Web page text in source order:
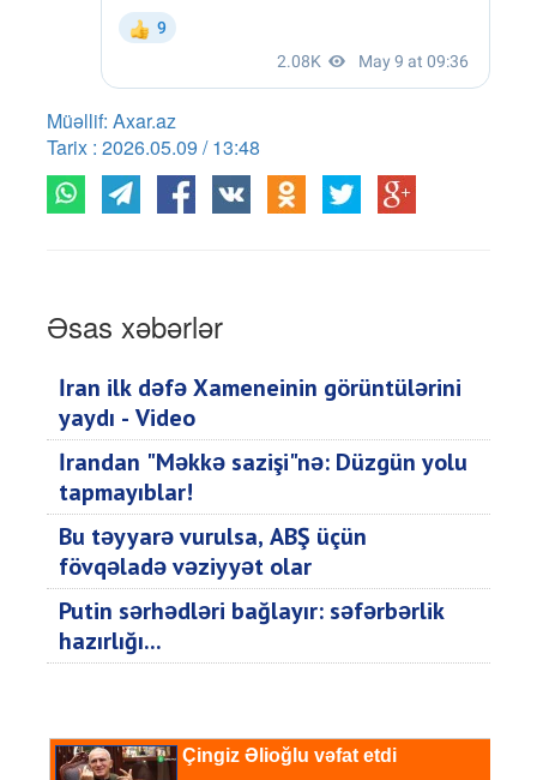
Müəllif: Axar.az
Tarix : 2026.05.09 / 13:48
Əsas xəbərlər
İran ilk dəfə Xameneinin görüntülərini
yaydı - Video
İrandan "Məkkə sazişi"nə: Düzgün yolu
tapmayıblar!
Bu təyyarə vurulsa, ABŞ üçün
fövqəladə vəziyyət olar
Putin sərhədləri bağlayır: səfərbərlik
hazırlığı...